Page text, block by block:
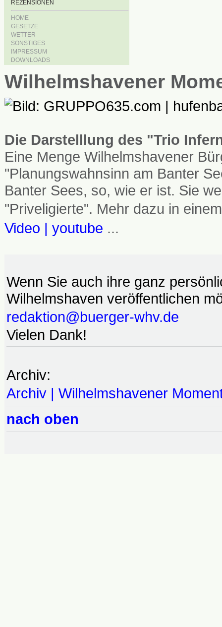
REZENSIONEN
HOME
GESETZE
WETTER
SONSTIGES
IMPRESSUM
DOWNLOADS
Wilhelmshavener
Die Darstelllung des "Trio
Eine Menge Wilhelmshavener
"Planungswahnsinn am Banter
Banter Sees, so, wie er ist. Sie
"Priveligierte". Mehr dazu in
Video | youtube ...
Wenn Sie auch ihre ganz
Wilhelmshaven veröffentlichen
redaktion@buerger-whv.de
Vielen Dank!
Archiv:
Archiv | Wilhelmshavener
nach oben